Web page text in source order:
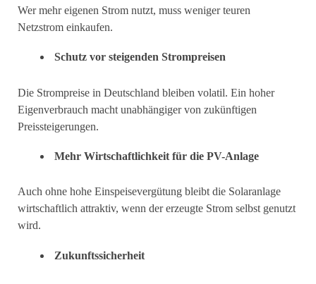
Wer mehr eigenen Strom nutzt, muss weniger teuren
Netzstrom einkaufen.
Schutz vor steigenden Strompreisen
Die Strompreise in Deutschland bleiben volatil. Ein hoher
Eigenverbrauch macht unabhängiger von zukünftigen
Preissteigerungen.
Mehr Wirtschaftlichkeit für die PV-Anlage
Auch ohne hohe Einspeisevergütung bleibt die Solaranlage
wirtschaftlich attraktiv, wenn der erzeugte Strom selbst genutzt
wird.
Zukunftssicherheit